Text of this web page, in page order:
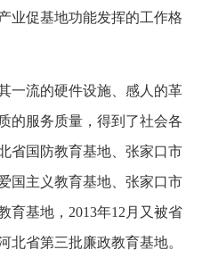
业促基地功能发挥的工作格
一流的硬件设施、感人的革
的服务质量，得到了社会各
省国防教育基地、张家口市
国主义教育基地、张家口市
育基地， 2013年12 月又被省
北省第三批廉政教育基地。